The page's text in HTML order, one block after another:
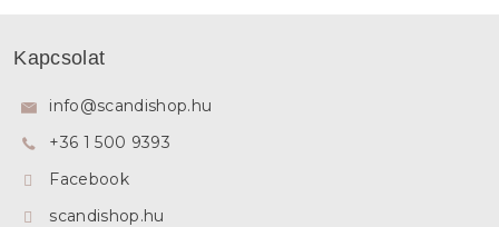
Kapcsolat
info@scandishop.hu
+36 1 500 9393
Facebook
scandishop.hu